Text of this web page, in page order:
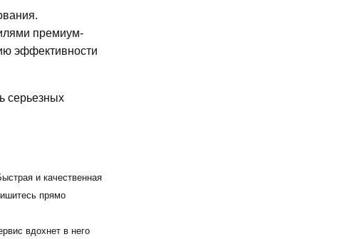
премиум-
эффективности
серьезных
и качественная
прямо
вдохнет в него